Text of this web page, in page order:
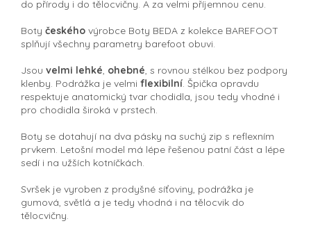
do přírody i do tělocvičny. A za velmi příjemnou cenu.
Boty českého výrobce Boty BEDA z kolekce BAREFOOT
splňují všechny parametry barefoot obuvi.
Jsou velmi lehké, ohebné, s rovnou stélkou bez podpory
klenby. Podrážka je velmi flexibilní. Špička opravdu
respektuje anatomický tvar chodidla, jsou tedy vhodné i
pro chodidla široká v prstech.
Boty se dotahují na dva pásky na suchý zip s reflexním
prvkem. Letošní model má lépe řešenou patní část a lépe
sedí i na užších kotníčkách.
Svršek je vyroben z prodyšné síťoviny, podrážka je
gumová, světlá a je tedy vhodná i na tělocvik do
tělocvičny.